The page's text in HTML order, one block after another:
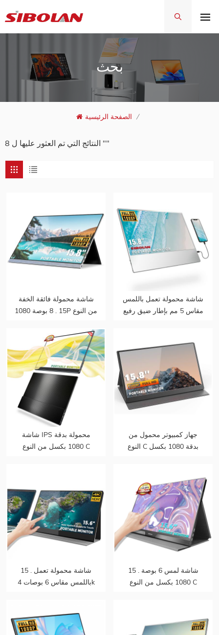
بحث
الصفحة الرئيسية /
8 النتائج التي تم العثور عليها ل ""
شاشة محمولة فائقة الخفة
15 . 8 بوصة 1080P من النوع
شاشة محمولة تعمل باللمس
مقاس 5 مم بإطار ضيق رفيع
شاشة IPS محمولة بدقة
1080 بكسل من النوع C
جهاز كمبيوتر محمول من
النوع C بدقة 1080 بكسل
محمولة مقاس 8 بوصات
لأجهزة الكمبيوتر المحمول
للهواتف الذكية
15 . شاشة محمولة تعمل
باللمس مقاس 6 بوصات 4k
15 . شاشة لمس 6 بوصة
1080 بكسل من النوع C